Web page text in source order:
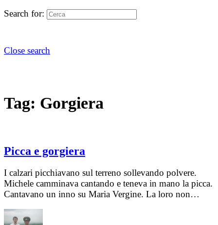
Search for:
Close search
Tag: Gorgiera
Picca e gorgiera
I calzari picchiavano sul terreno sollevando polvere.
Michele camminava cantando e teneva in mano la picca.
Cantavano un inno su Maria Vergine. La loro non…